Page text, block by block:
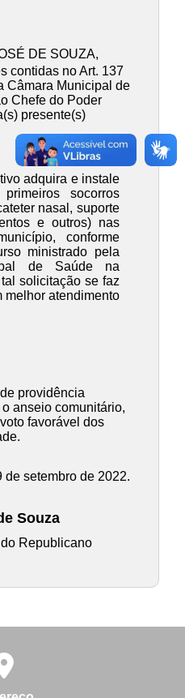
DE SOUZA,
contidas no Art. 137
Câmara Municipal de
Chefe do Poder
presente(s)
adquira e instale
socorros
nasal, suporte
e outros) nas
conforme
ministrado pela
de Saúde na
solicitação se faz
melhor atendimento
providência
anseio comunitário,
favorável dos
de setembro de 2022.
Souza
Republicano